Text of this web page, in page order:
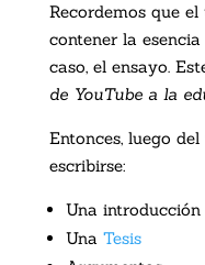
Recordemos que
contener la
caso, el ensayo.
de YouTube a la
Entonces, luego
escribirse:
Una introducción
Una Tesis